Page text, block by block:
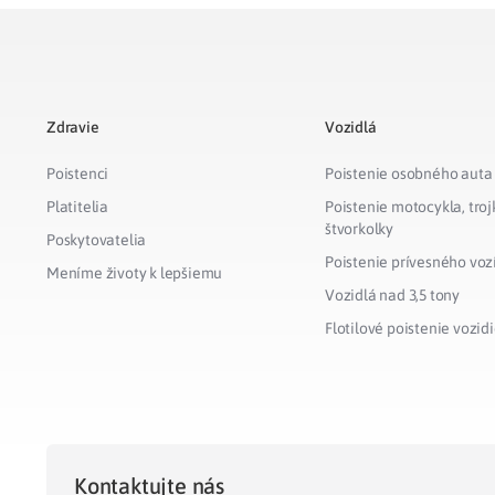
Zdravie
Poistenci
Platitelia
Poskytovatelia
Meníme životy k lepšiemu
Vozidlá
Poistenie osobného auta
Poistenie motocykla,
štvorkolky
Poistenie prívesného
Vozidlá nad 3,5 tony
Flotilové poistenie
Kontaktujte nás